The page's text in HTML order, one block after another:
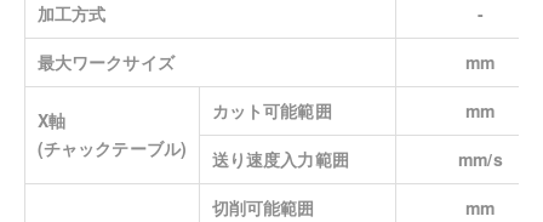
加工方式
-
最大ワークサイズ
mm
X軸
(チャックテーブル)
カット可能範囲
mm
送り速度入力範囲
mm/s
切削可能範囲
mm